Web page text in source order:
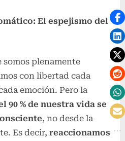
El espejismo del
plenamente
con libertad cada
emoción. Pero la
90 % de nuestra vida se
, no desde la
Es decir, reaccionamos